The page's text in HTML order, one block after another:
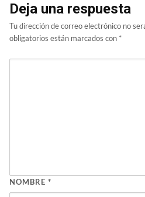
Deja una respuesta
Tu dirección de correo electrónico no
obligatorios están marcados con *
NOMBRE *